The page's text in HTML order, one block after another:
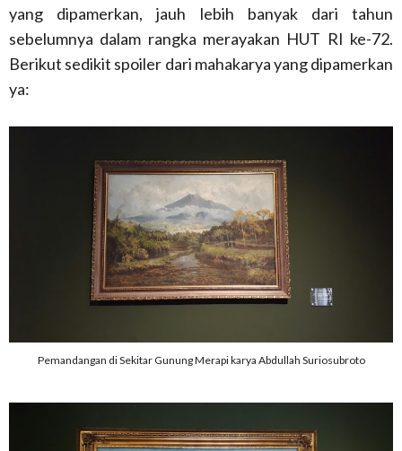
yang dipamerkan, jauh lebih banyak dari tahun
sebelumnya dalam rangka merayakan HUT RI ke-72.
Berikut sedikit spoiler dari mahakarya yang dipamerkan
ya:
Pemandangan di Sekitar Gunung Merapi karya Abdullah Suriosubroto